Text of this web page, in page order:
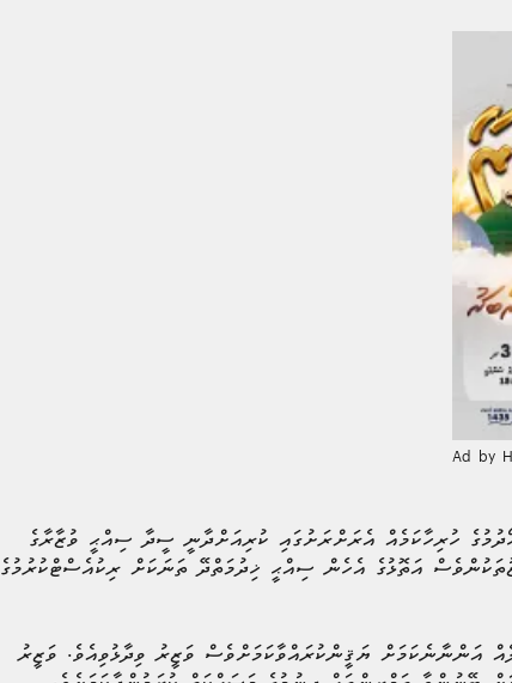
Ad by
ހުރިހާކަމެއް އެރަށްރަށުގައި ކުރިއަށްދާނީ ސީދާ ސިއްޙީ ވުޒާރާގެ
އަތޮޅުގެ އެހެން ސިއްޙީ ޚިދުމަތްދޭ ތަނަކަށް ރިކުއެސްޓްކުރުމުގެ
އަންނާނެކަމަށް ޔަޤީންކުރައްވާކަމަށްވެސް ވަޒީރު ވިދާޅުވިއެވެ. ވަޒީރު